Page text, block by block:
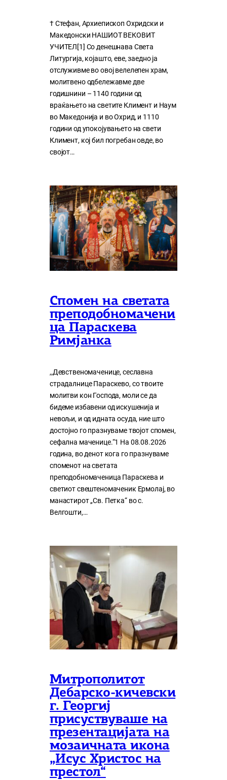
† Стефан, Архиепископ Охридски и
Македонски НАШИОТ ВЕКОВИТ
УЧИТЕЛ[1] Со денешнава Света
Литургија, којашто, еве, заедно ја
отслуживме во овој велелепен храм,
молитвено одбележавме две
годишнини – 1140 години од
враќањето на светите Климент и Наум
во Македонија и во Охрид, и 1110
години од упокојувањето на свети
Климент, кој бил погребан овде, во
својот…
Спомен на светата
преподобномачени
ца Параскева
Римјанка
,,Девственомаченице, сеславна
страдалнице Параскево, со твоите
молитви кон Господа, моли се да
бидеме избавени од искушенија и
невољи, и од идната осуда, ние што
достојно го празнуваме твојот спомен,
сефална маченице.“1 На 08.08.2026
година, во денот кога го празнуваме
споменот на светата
преподобномаченица Параскева и
светиот свештеномаченик Ермолај, во
манастирот „Св. Петка“ во с.
Велгошти,…
Митрополитот
Дебарско-кичевски
г. Георгиј
присуствуваше на
презентацијата на
мозаичната икона
„Исус Христос на
престол“